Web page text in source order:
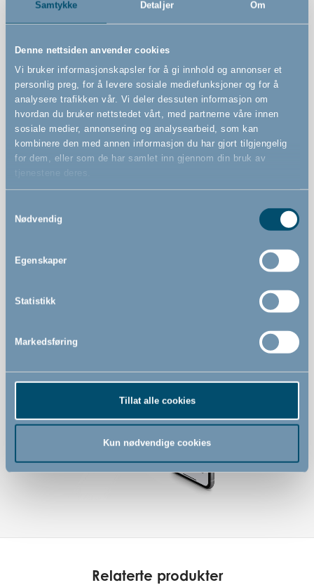
Samtykke Detaljer Om
Denne nettsiden anvender cookies
Vi bruker informasjonskapsler for å gi innhold og annonser et
personlig preg, for å levere sosiale mediefunksjoner og for å
analysere trafikken vår. Vi deler dessuten informasjon om
hvordan du bruker nettstedet vårt, med partnerne våre innen
sosiale medier, annonsering og analysearbeid, som kan
kombinere den med annen informasjon du har gjort tilgjengelig
for dem, eller som de har samlet inn gjennom din bruk av
tjenestene deres.
Nødvendig
Egenskaper
Statistikk
Markedsføring
Tillat alle cookies
Kun nødvendige cookies
EN 1930 : 2011
Advarsler
Quick Close og Silent Close gjør det enkelt og lydløst å
lukke grinden
Relaterte produkter